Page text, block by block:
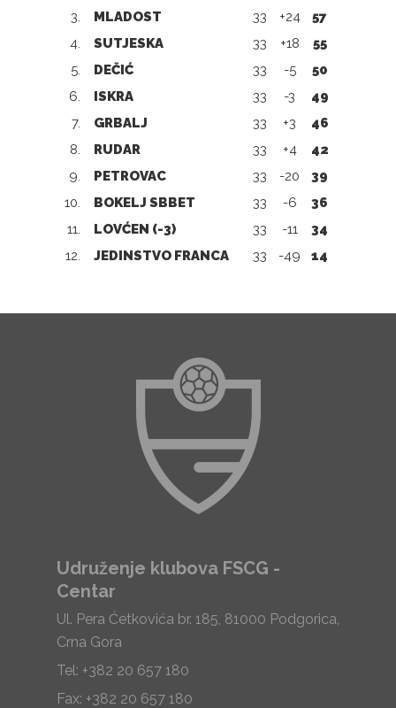
3.
MLADOST 33 +24
57
4.
SUTJESKA 33 +18
55
5.
DEČIĆ 33 -5
50
6.
ISKRA 33 -3
49
7.
GRBALJ 33 +3
46
8.
RUDAR 33 +4
42
9.
PETROVAC 33 -20
39
10.
BOKELJ SBBET 33 -6
36
11.
LOVĆEN (-3) 33 -11
34
12.
JEDINSTVO FRANCA 33 -49 14
Udruženje klubova FSCG -
Centar
Ul. Pera Ćetkovića br. 185, 81000 Podgorica,
Crna Gora
Tel: +382 20 657 180
Fax: +382 20 657 180